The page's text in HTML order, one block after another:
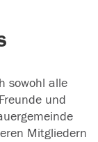
sowohl alle
und
Mitgliedern